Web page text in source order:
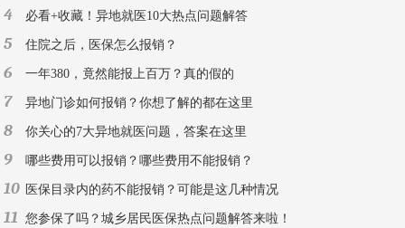
4 必看+收藏！异地就医10大热点问题解答
5 住院之后，医保怎么报销？
6 一年380，竟然能报上百万？真的假的
7 异地门诊如何报销？你想了解的都在这里
8 你关心的7大异地就医问题，答案在这里
9 哪些费用可以报销？哪些费用不能报销？
10 医保目录内的药不能报销？可能是这几种情况
11 您参保了吗？城乡居民医保热点问题解答来啦！